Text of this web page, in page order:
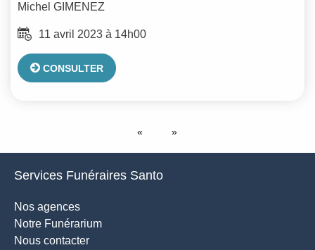
Michel GIMENEZ
11 avril 2023 à 14h00
CONSULTER
Services Funéraires Santo
Nos agences
Notre Funérarium
Nous contacter